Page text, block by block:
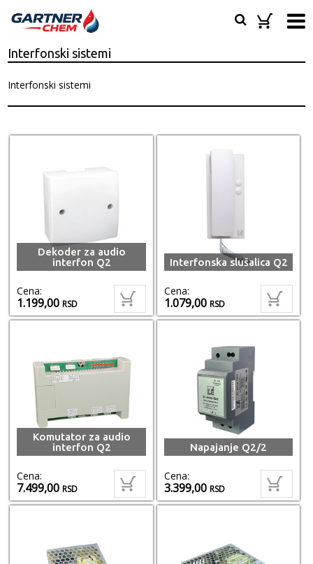
Interfonski sistemi
Interfonski sistemi
Dekoder za audio
interfon Q2
Cena:
1.199,00RSD
Interfonska slušalica Q2
Cena:
1.079,00RSD
Komutator za audio
interfon Q2
Cena:
7.499,00RSD
Napajanje Q2/2
Cena:
3.399,00RSD